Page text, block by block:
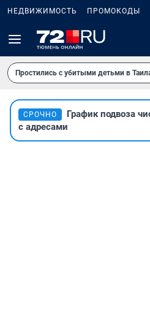
НЕДВИЖИМОСТЬ ПРОМОКОДЫ
Простились с убитыми детьми в
СРОЧНО
График подвоза
с адресами